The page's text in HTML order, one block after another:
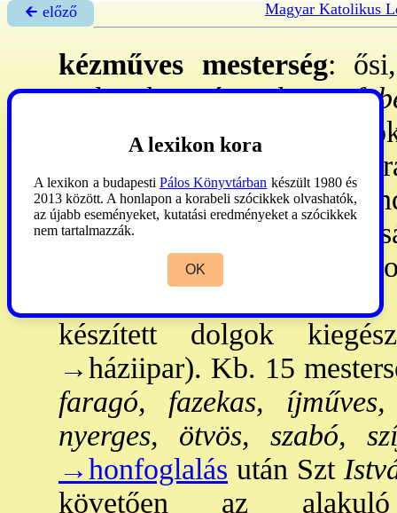
🡰 előző Magyar Katolikus
kézműves mesterség:
melynek során ahomo
adottságait
átalakítja az maga
kézművessége a
nomádság (így a
nagycsaládi, ill. a fejed.
az életforma
készített dolgok
→háziipar). Kb. 15
faragó, fazekas,
nyerges, ötvös, szabó,
→honfoglalás után Szt
követően az
A lexikon kora
A lexikon a budapesti Pálos Könyvtárban készült 1980 és
2013 között. A honlapon a korabeli szócikkek olvashatók,
az újabb eseményeket, kutatási eredményeket a szócikkek
nem tartalmazzák.
OK